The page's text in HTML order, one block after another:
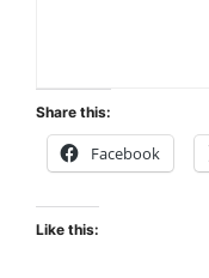
Share this:
Facebook
Like this: